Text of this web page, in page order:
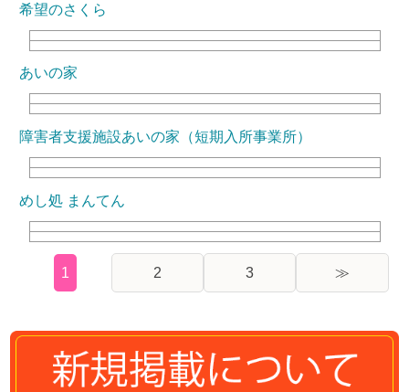
希望のさくら
あいの家
障害者支援施設あいの家（短期入所事業所）
めし処 まんてん
1 2 3 ≫